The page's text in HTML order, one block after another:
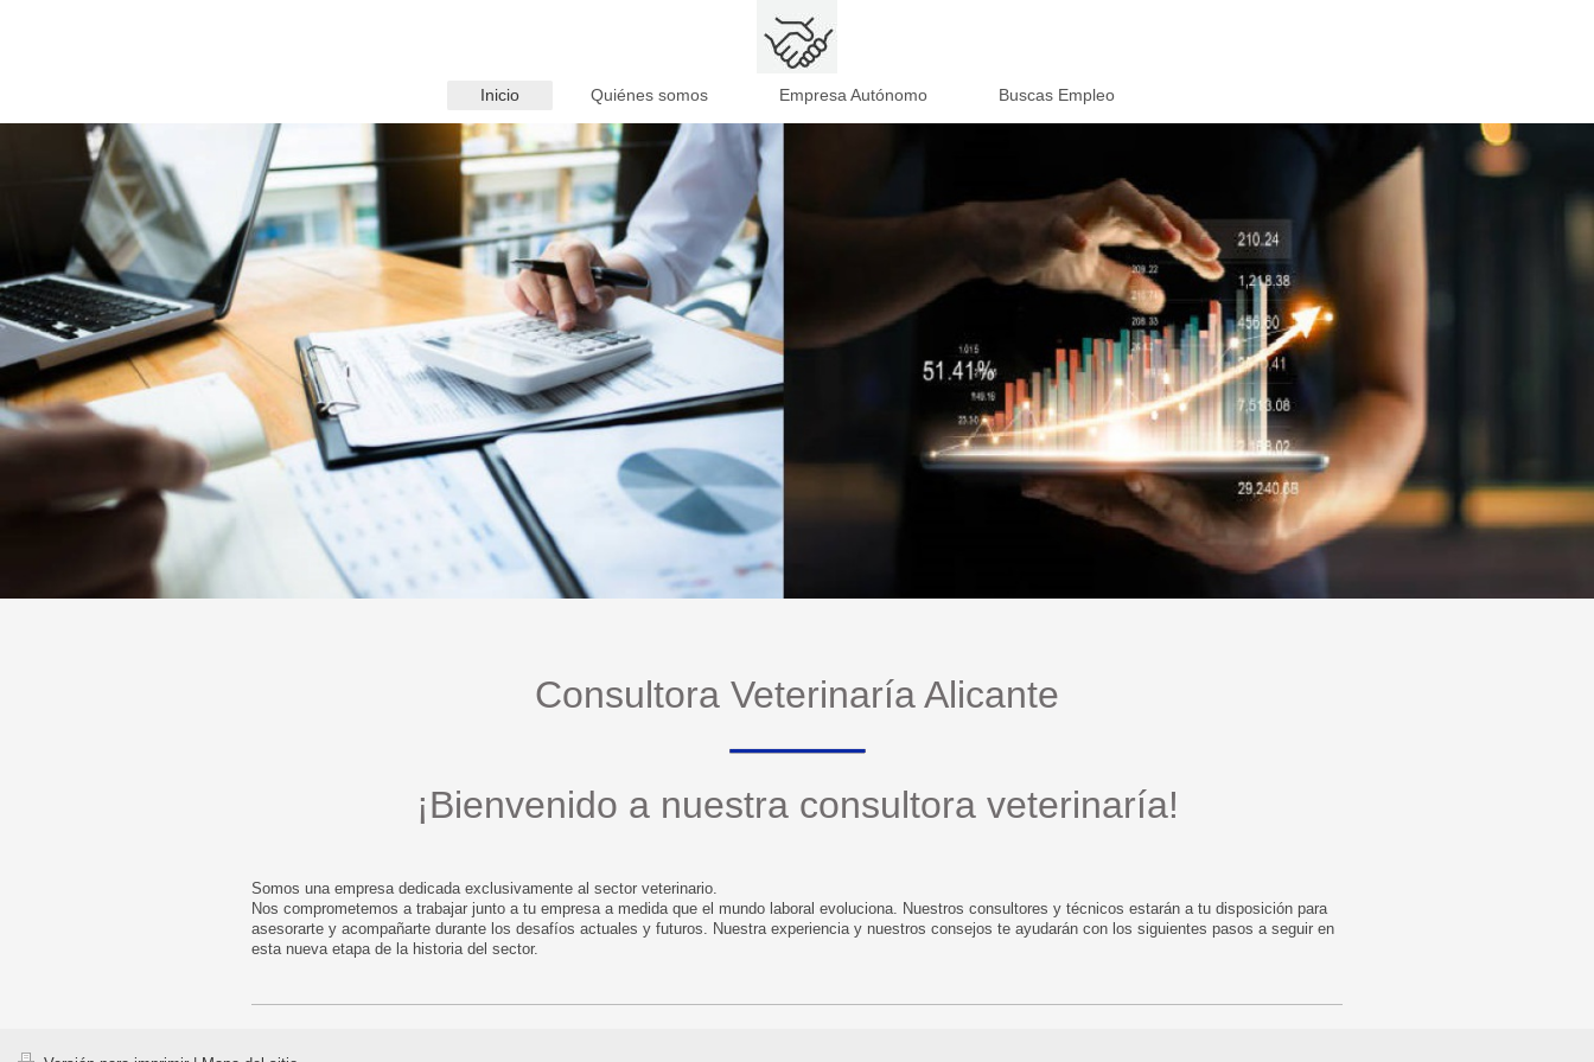
Inicio Quiénes somos Empresa Autónomo Buscas Empleo
Consultora Veterinaría Alicante
¡Bienvenido a nuestra consultora veterinaría!
Somos una empresa dedicada exclusivamente al sector veterinario.
Nos comprometemos a trabajar junto a tu empresa a medida que el mundo laboral evoluciona. Nuestros consultores y técnicos estarán a tu disposición para
asesorarte y acompañarte durante los desafíos actuales y futuros. Nuestra experiencia y nuestros consejos te ayudarán con los siguientes pasos a seguir en
esta nueva etapa de la historia del sector.